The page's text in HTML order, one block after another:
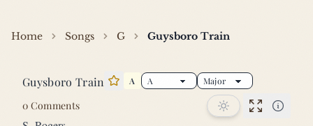
Home Songs G Guysboro Train
Guysboro Train Star this song
A
0 Comments